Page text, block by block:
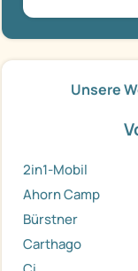
Unsere
2in1-Mobil
Ahorn Camp
Bürstner
Carthago